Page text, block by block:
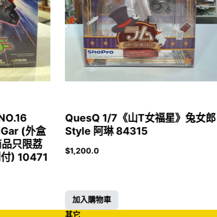
(外盒
只限荔
) 10471
QuesQ 1/7《山T女福星》兔女郎
Style 阿琳 84315
$1,200.0
加入購物車
其它